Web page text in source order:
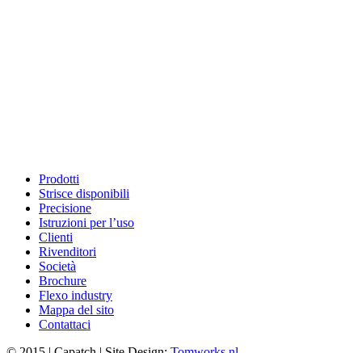
Prodotti
Strisce disponibili
Precisione
Istruzioni per l’uso
Clienti
Rivenditori
Società
Brochure
Flexo industry
Mappa del sito
Contattaci